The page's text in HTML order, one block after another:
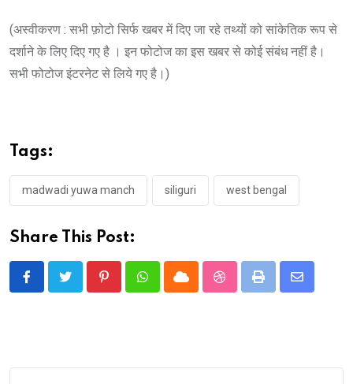
(अस्वीकरण : सभी फ़ोटो सिर्फ खबर में दिए जा रहे तथ्यों को सांकेतिक रूप से
दर्शाने के लिए दिए गए है । इन फोटोज का इस खबर से कोई संबंध नहीं है।
सभी फोटोज इंटरनेट से लिये गए है।)
Tags:
madwadi yuwa manch siliguri west bengal
Share This Post:
PinterestWhatsappCloud StumbleUpon
Print
Share